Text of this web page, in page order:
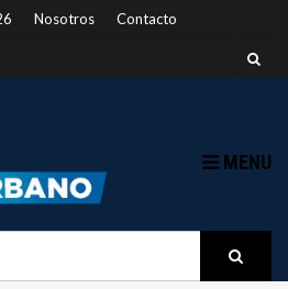
Nosotros Contacto
MENU